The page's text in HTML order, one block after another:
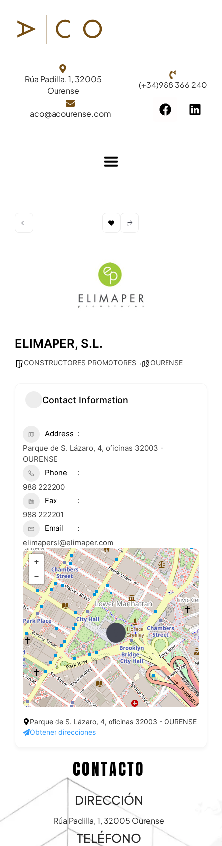
Rúa Padilla, 1, 32005
Ourense
(+34)988 366 240
aco@acourense.com
ELIMAPER, S.L.
CONSTRUCTORES PROMOTORES OURENSE
Contact Information
Address
Parque de S. Lázaro, 4, oficinas 32003 -
OURENSE
Phone
988 222200
Fax
988 222201
Email
elimapersl@elimaper.com
+
−
Parque de S. Lázaro, 4, oficinas 32003 - OURENSE
Obtener direcciones
CONTACTO
DIRECCIÓN
Rúa Padilla, 1, 32005 Ourense
TELÉFONO